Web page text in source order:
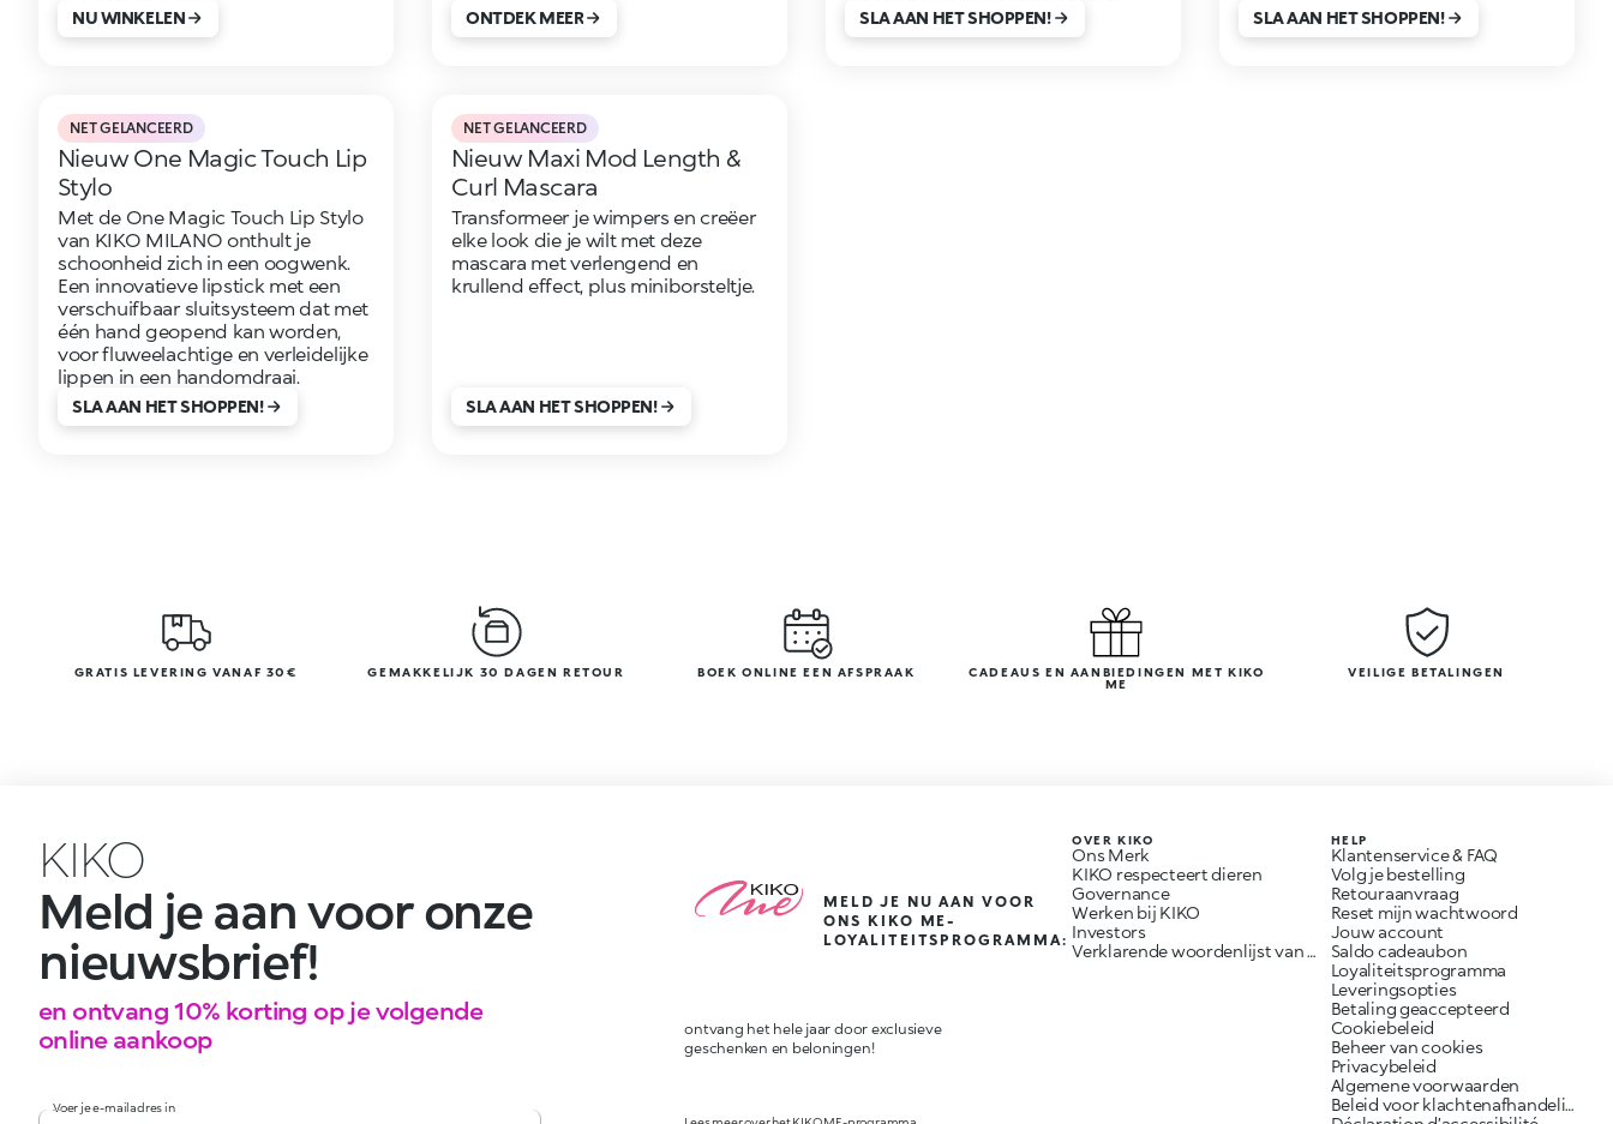
NU WINKELEN ONTDEK MEER SLA AAN HET SHOPPEN! SLA AAN HET SHOPPEN!
NET GELANCEERD
Nieuw One Magic Touch Lip
Stylo
Met de One Magic Touch Lip Stylo
van KIKO MILANO onthult je
schoonheid zich in een oogwenk.
Een innovatieve lipstick met een
verschuifbaar sluitsysteem dat met
één hand geopend kan worden,
voor fluweelachtige en verleidelijke
lippen in een handomdraai.
SLA AAN HET SHOPPEN!
NET GELANCEERD
Nieuw Maxi Mod Length &
Curl Mascara
Transformeer je wimpers en creëer
elke look die je wilt met deze
mascara met verlengend en
krullend effect, plus miniborsteltje.
SLA AAN HET SHOPPEN!
GRATIS LEVERING VANAF 30€ GEMAKKELIJK 30 DAGEN RETOUR BOEK ONLINE EEN AFSPRAAK
CADEAUS EN AANBIEDINGEN MET KIKO
ME
VEILIGE BETALINGEN
KIKO
Meld je aan voor onze
nieuwsbrief!
en ontvang 10% korting op je volgende
online aankoop
Voer je e-mailadres in
MELD JE NU AAN VOOR
ONS KIKO ME-
LOYALITEITSPROGRAMMA:
ontvang het hele jaar door exclusieve
geschenken en beloningen!
OVER KIKO
Ons Merk
KIKO respecteert dieren
Governance
Werken bij KIKO
Investors
Verklarende woordenlijst van ingrediënten
HELP
Klantenservice & FAQ
Volg je bestelling
Retouraanvraag
Reset mijn wachtwoord
Jouw account
Saldo cadeaubon
Loyaliteitsprogramma
Leveringsopties
Betaling geaccepteerd
Cookiebeleid
Beheer van cookies
Privacybeleid
Algemene voorwaarden
Beleid voor klachtenafhandeling